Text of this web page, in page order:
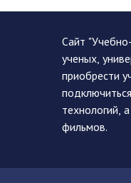
Сайт
ученых,
приобрести
технологий,
фильмов.